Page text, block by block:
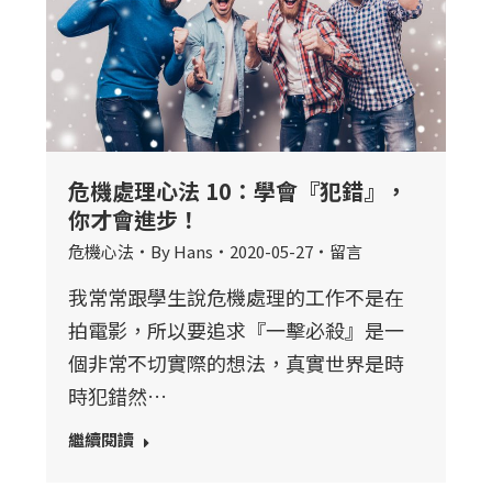
危機處理心法 10：學會『犯錯』，
你才會進步！
危機心法 ByHans 2020-05-27 留言
我常常跟學生說危機處理的工作不是在
拍電影，所以要追求『一擊必殺』是一
個非常不切實際的想法，真實世界是時
時犯錯然…
繼續閱讀